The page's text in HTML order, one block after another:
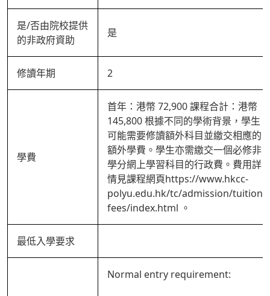
是/否由院校提供
的非政府資助
是
修讀年期 2
學費
首年：港幣 72,900 課程合計：港幣
145,800 根據不同的學術背景，學生
可能需要修讀額外科目並繳交相應的
額外學費。學生亦需繳交一個必修非
學分網上學習科目的行政費。費用詳
情見課程網頁https://www.hkcc-
polyu.edu.hk/tc/admission/tuition-
fees/index.html 。
最低入學要求
Normal entry requirement: